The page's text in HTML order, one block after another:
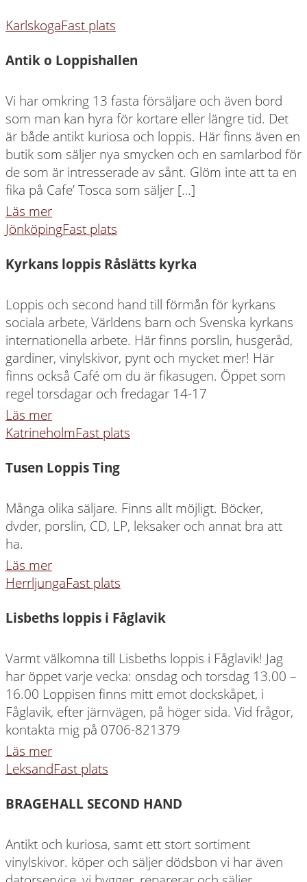
KarlskogaFast plats
Antik o Loppishallen
Vi har omkring 13 fasta försäljare och även bord
som man kan hyra för kortare eller längre tid. Det
är både antikt kuriosa och loppis. Här finns även en
butik som säljer nya smycken och en samlarbod för
de som är intresserade av sånt. Glöm inte att ta en
fika på Cafe’ Tosca som säljer […]
Läs mer
JönköpingFast plats
Kyrkans loppis Råslätts kyrka
Loppis och second hand till förmån för kyrkans
sociala arbete, Världens barn och Svenska kyrkans
internationella arbete. Här finns porslin, husgeråd,
gardiner, vinylskivor, pynt och mycket mer! Här
finns också Café om du är fikasugen. Öppet som
regel torsdagar och fredagar 14-17
Läs mer
KatrineholmFast plats
Tusen Loppis Ting
Många olika säljare. Finns allt möjligt. Böcker,
dvder, porslin, CD, LP, leksaker och annat bra att
ha.
Läs mer
HerrljungaFast plats
Lisbeths loppis i Fåglavik
Varmt välkomna till Lisbeths loppis i Fåglavik! Jag
har öppet varje vecka: onsdag och torsdag 13.00 –
16.00 Loppisen finns mitt emot dockskåpet, i
Fåglavik, efter järnvägen, på höger sida. Vid frågor,
kontakta mig på 0706-821379
Läs mer
LeksandFast plats
BRAGEHALL SECOND HAND
Antikt och kuriosa, samt ett stort sortiment
vinylskivor. köper och säljer dödsbon vi har även